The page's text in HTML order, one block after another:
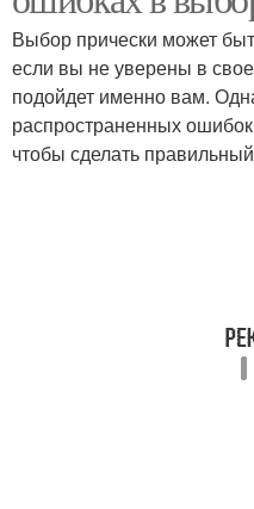
Выбор прически может
если вы не уверены в
подойдет именно вам.
распространенных
чтобы сделать